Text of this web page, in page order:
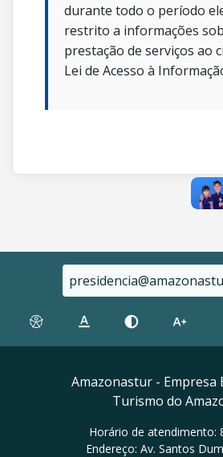
durante todo o período
restrito a informações
prestação de serviços ao
Lei de Acesso à
Amazonastur - Empresa
Turismo do
Horário de atendimento:
Endereço: Av. Santos